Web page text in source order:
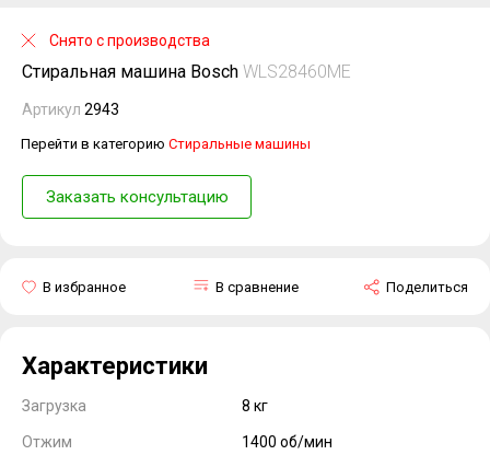
Стиральная машина Bosch WLS28460ME
Артикул 2943
Перейти в категорию Стиральные машины
Заказать консультацию
Поделиться
В сравнение
В избранное
Снято с производства
Характеристики
Загрузка 8 кг
Отжим 1400 об/мин